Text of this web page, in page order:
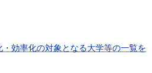
効率化の対象となる大学等の一覧を